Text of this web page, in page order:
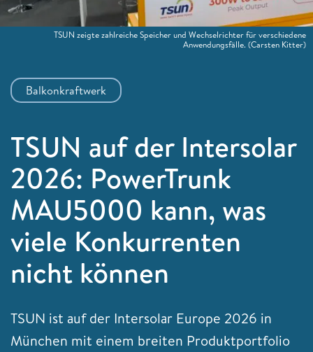
Balkonkraftwerk
TSUN auf der Intersolar
2026: PowerTrunk
MAU5000 kann, was
viele Konkurrenten
nicht können
TSUN ist auf der Intersolar Europe 2026 in
München mit einem breiten Produktportfolio
TSUN zeigte zahlreiche Speicher und Wechselrichter für verschiedene
Anwendungsfälle.(Carsten Kitter)